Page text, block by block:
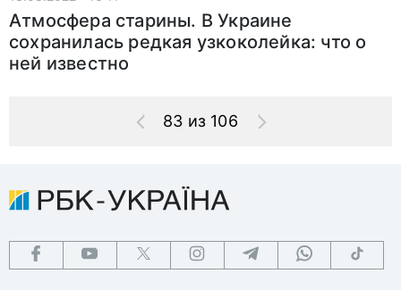
Атмосфера старины. В Украине
сохранилась редкая узкоколейка: что о
ней известно
83 из 106